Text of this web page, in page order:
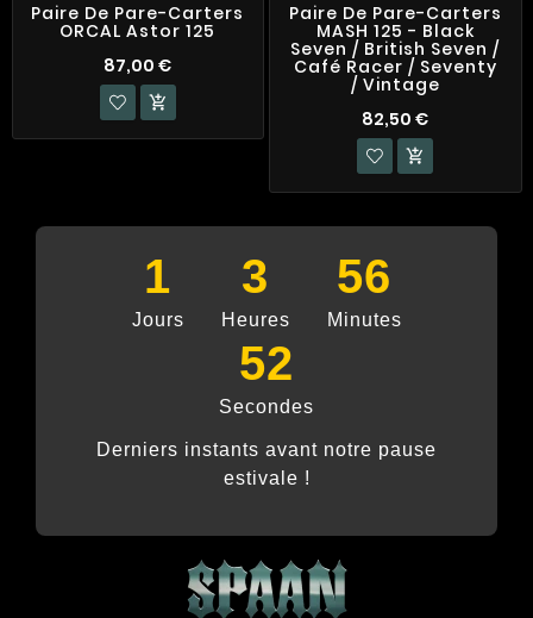
Paire De Pare-Carters
ORCAL Astor 125
87,00 €

Paire De Pare-Carters
MASH 125 - Black
Seven / British Seven /
Café Racer / Seventy
/ Vintage
82,50 €

1
Jours
3
Heures
56
Minutes
51
Secondes
Derniers instants avant notre pause
estivale !